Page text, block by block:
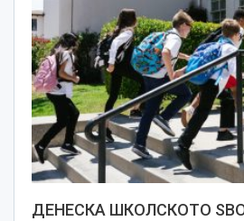
ДЕНЕСКА ШКОЛСКОТО